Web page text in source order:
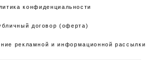
конфиденциальности
договор (оферта)
рекламной и информационной рассылки